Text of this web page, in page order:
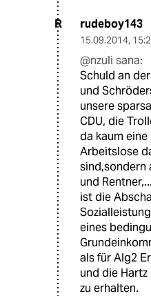
R rudeboy143
15.09.2014,
@nzuli sana:
Schuld an
und
unsere
CDU, die
da kaum
Arbeitslose
sind,sondern
und
ist die
eines
als für Alg2
und die
zu erhalten.